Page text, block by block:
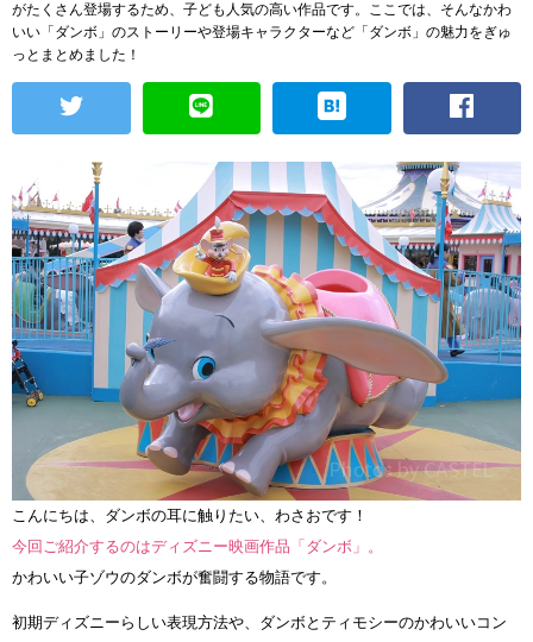
がたくさん登場するため、子ども人気の高い作品です。ここでは、そんなかわ
いい「ダンボ」のストーリーや登場キャラクターなど「ダンボ」の魅力をぎゅ
っとまとめました！
こんにちは、ダンボの耳に触りたい、わさおです！
今回ご紹介するのはディズニー映画作品「ダンボ」。
かわいい子ゾウのダンボが奮闘する物語です。
初期ディズニーらしい表現方法や、ダンボとティモシーのかわいいコン